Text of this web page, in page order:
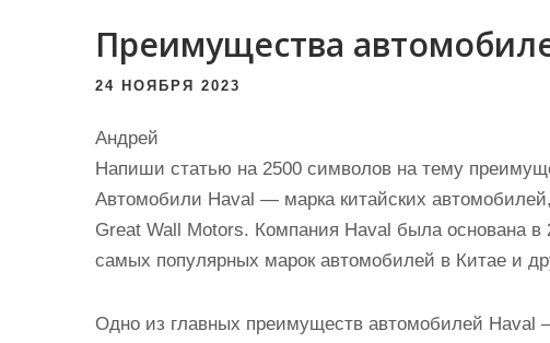
Преимущества
24 НОЯБРЯ 2023
Андрей
Напиши статью на 2500 символов на тему
Автомобили Haval — марка китайских
Great Wall Motors. Компания Haval была основана в
самых популярных марок автомобилей в Китае и
Одно из главных преимуществ автомобилей Haval